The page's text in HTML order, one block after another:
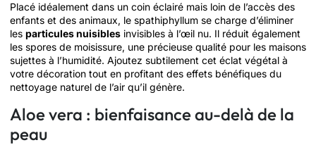
Placé idéalement dans un coin éclairé mais loin de l’accès des
enfants et des animaux, le spathiphyllum se charge d’éliminer
les particules nuisibles invisibles à l’œil nu. Il réduit également
les spores de moisissure, une précieuse qualité pour les maisons
sujettes à l’humidité. Ajoutez subtilement cet éclat végétal à
votre décoration tout en profitant des effets bénéfiques du
nettoyage naturel de l’air qu’il génère.
Aloe vera : bienfaisance au-delà de la
peau